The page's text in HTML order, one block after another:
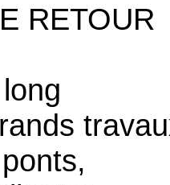
RETOUR